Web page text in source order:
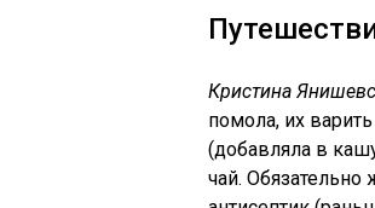
Кристина
помола, их
(добавляла в
чай. Обязательно